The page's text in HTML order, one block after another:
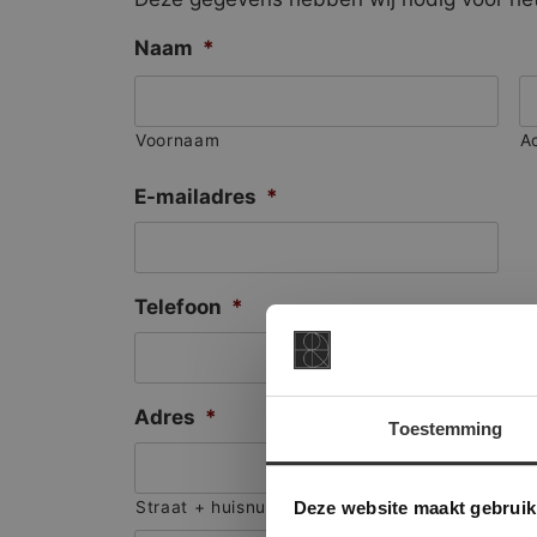
Toestemming
Deze website maakt
Naam *
Voornaam
E-mailadres *
Telefoon *
Adres *
Straat + huisnummer
Deze
onze